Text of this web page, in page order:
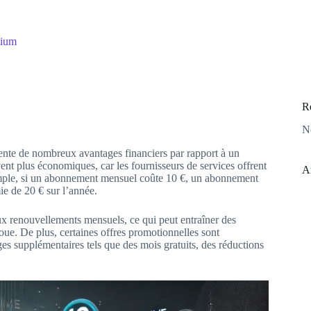
de nombreux avantages financiers par rapport à un
plus économiques, car les fournisseurs de services offrent
si un abonnement mensuel coûte 10 €, un abonnement
de 20 € sur l’année.
renouvellements mensuels, ce qui peut entraîner des
De plus, certaines offres promotionnelles sont
supplémentaires tels que des mois gratuits, des réductions